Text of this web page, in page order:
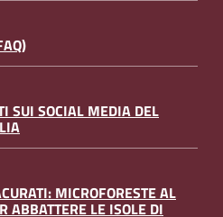
SUI SOCIAL MEDIA DEL
MICROFORESTE AL
ABBATTERE LE ISOLE DI